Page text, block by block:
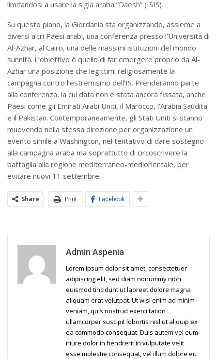
limitandosi a usare la sigla araba “Daesh” (ISIS).
Su questo piano, la Giordania sta organizzando, assieme a
diversi altri Paesi arabi, una conferenza presso l’Università di
Al-Azhar, al Cairo, una delle massimi istituzioni del mondo
sunnita. L’obiettivo è quello di far emergere proprio da Al-
Azhar una posizione che legittimi religiosamente la
campagna contro l’estremismo dell’IS. Prenderanno parte
alla conferenza, la cui data non è stata ancora fissata, anche
Paesi come gli Emirati Arabi Uniti, il Marocco, l’Arabia Saudita
e il Pakistan. Contemporaneamente, gli Stati Uniti si stanno
muovendo nella stessa direzione per organizzazione un
evento simile a Washington, nel tentativo di dare sostegno
alla campagna araba ma soprattutto di circoscrivere la
battaglia alla regione mediterraneo-mediorientale, per
evitare nuovi 11 settembre.
Share Print Facebook
Admin Aspenia
Lorem ipsum dolor sit amet, consectetuer
adipiscing elit, sed diam nonummy nibh
euismod tincidunt ut laoreet dolore magna
aliquam erat volutpat. Ut wisi enim ad minim
veniam, quis nostrud exerci tation
ullamcorper suscipit lobortis nisl ut aliquip ex
ea commodo consequat. Duis autem vel eum
iriure dolor in hendrerit in vulputate velit
esse molestie consequat, vel illum dolore eu